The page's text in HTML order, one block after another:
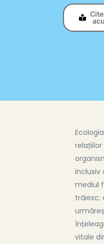
inclusiv
mediul
trăiesc;
vitale